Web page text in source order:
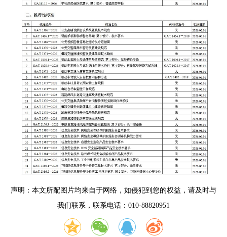
声明：本文所配图片均来自于网络，如侵犯到您的权益，请及时与
我们联系，联系电话：010-88820951